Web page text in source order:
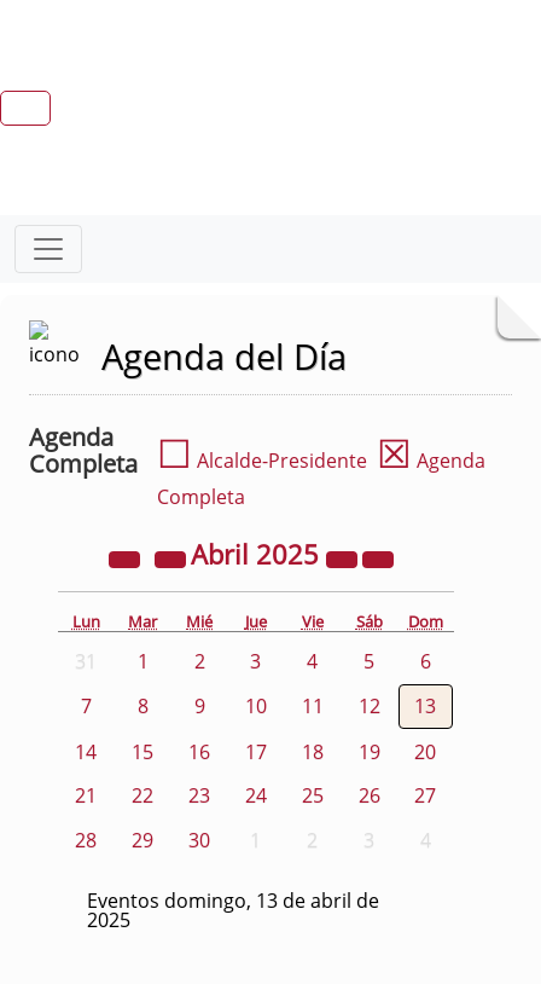
Agenda del Día
Agenda
Completa
☐ Alcalde-Presidente ☒ Agenda
Completa
Abril 2025
Lun Mar Mié Jue Vie Sáb Dom
31 1 2 3 4 5
6
7
8 9 10 11 12
13
14
15 16 17 18 19
20
21
22 23 24 25 26
27
28
29 30 1 2 3 4
Eventos domingo, 13 de abril de
2025